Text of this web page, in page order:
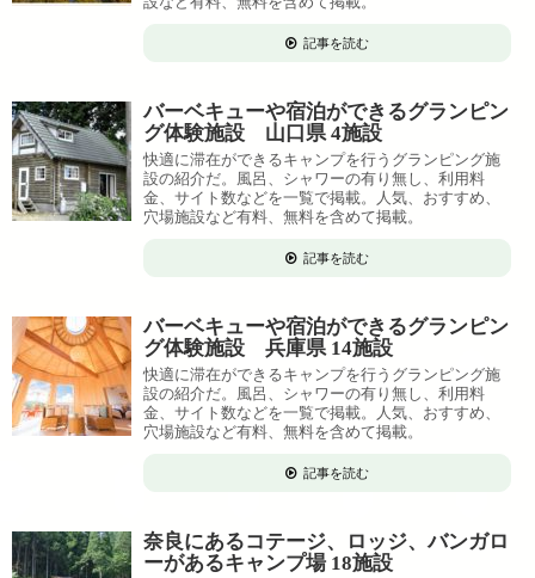
記事を読む
バーベキューや宿泊ができるグランピン
グ体験施設 山口県 4施設
快適に滞在ができるキャンプを行うグランピング施
設の紹介だ。風呂、シャワーの有り無し、利用料
金、サイト数などを一覧で掲載。人気、おすすめ、
穴場施設など有料、無料を含めて掲載。
記事を読む
バーベキューや宿泊ができるグランピン
グ体験施設 兵庫県 14施設
快適に滞在ができるキャンプを行うグランピング施
設の紹介だ。風呂、シャワーの有り無し、利用料
金、サイト数などを一覧で掲載。人気、おすすめ、
穴場施設など有料、無料を含めて掲載。
記事を読む
奈良にあるコテージ、ロッジ、バンガロ
ーがあるキャンプ場 18施設